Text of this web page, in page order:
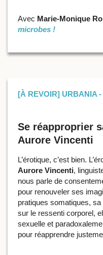
Avec Marie-Monique
microbes !
[À REVOIR] URBANIA
Se réapproprier
Aurore Vincenti
L’érotique, c’est bien.
Aurore Vincenti,
nous parle de
pour renouveler ses
pratiques somatiques,
sur le ressenti corporel,
sexuelle et
pour réapprendre